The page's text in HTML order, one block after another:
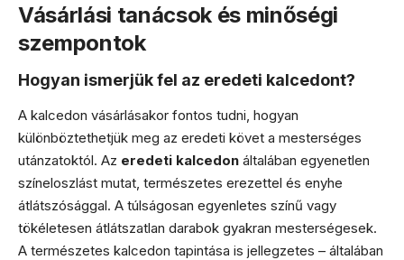
Vásárlási tanácsok és minőségi
szempontok
Hogyan ismerjük fel az eredeti kalcedont?
A kalcedon vásárlásakor fontos tudni, hogyan
különböztethetjük meg az eredeti követ a mesterséges
utánzatoktól. Az eredeti kalcedon általában egyenetlen
színeloszlást mutat, természetes erezettel és enyhe
átlátszósággal. A túlságosan egyenletes színű vagy
tökéletesen átlátszatlan darabok gyakran mesterségesek.
A természetes kalcedon tapintása is jellegzetes – általában